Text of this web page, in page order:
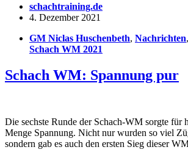
schachtraining.de
4. Dezember 2021
GM Niclas Huschenbeth, Nachrichten,
Schach WM 2021
Schach WM: Spannung pur
Die sechste Runde der Schach-WM sorgte für
Menge Spannung. Nicht nur wurden so viel
sondern gab es auch den ersten Sieg dieser